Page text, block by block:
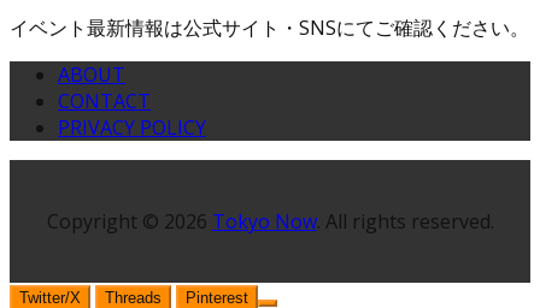
イベント最新情報は公式サイト・SNSにてご確認ください。
ABOUT
CONTACT
PRIVACY POLICY
Copyright © 2026 Tokyo Now. All rights reserved.
Twitter/X Threads
Pinterest